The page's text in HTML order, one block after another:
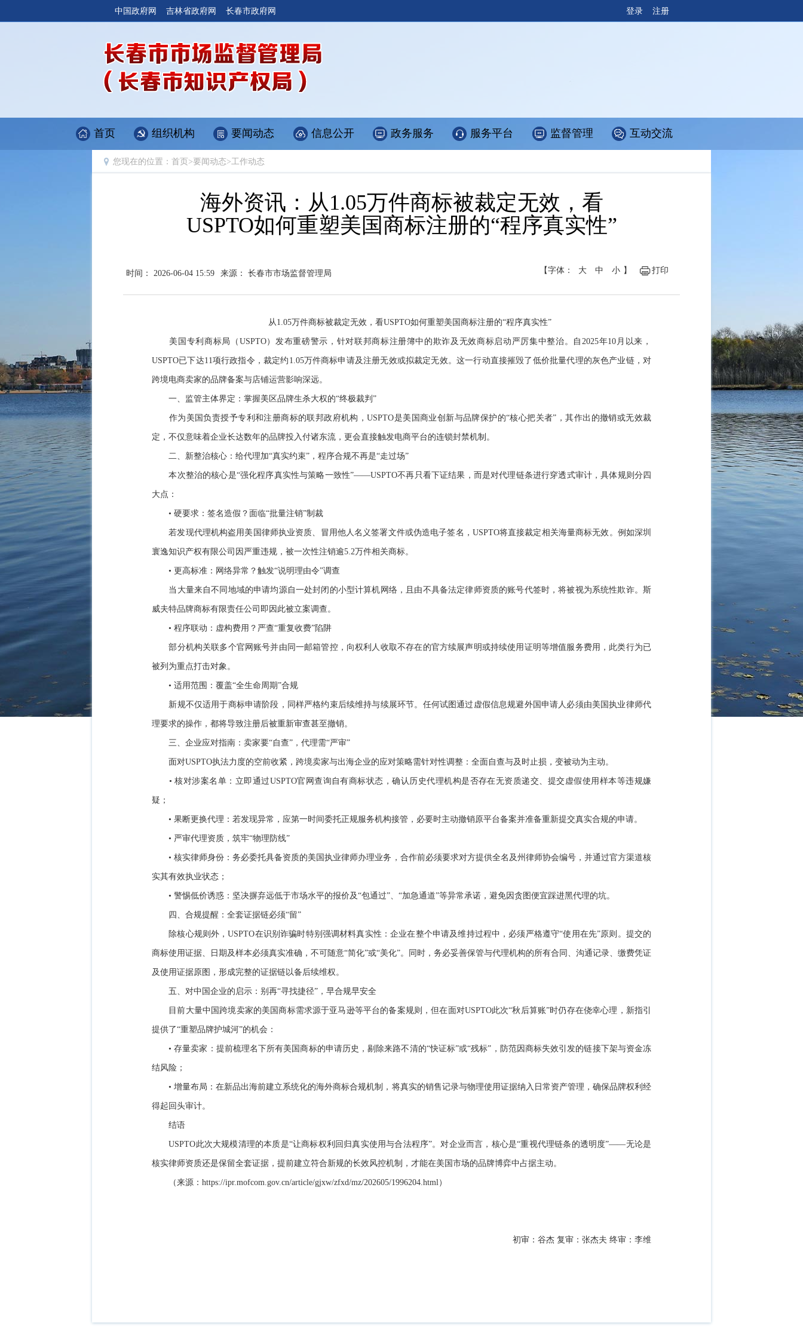
中国政府网 吉林省政府网 长春市政府网 登录 注册
首页 组织机构 要闻动态 信息公开 政务服务 服务平台 监督管理 互动交流
您现在的位置： 首页 >要闻动态>工作动态
海外资讯：从1.05万件商标被裁定无效，看
USPTO如何重塑美国商标注册的“程序真实性”
时间： 2026-06-04 15:59 来源： 长春市市场监督管理局 【字体： 大 中 小 】 打印
从1.05万件商标被裁定无效，看USPTO如何重塑美国商标注册的“程序真实性”
美国专利商标局（USPTO）发布重磅警示，针对联邦商标注册簿中的欺诈及无效商标启动严厉集中整治。自2025年10月以来，
USPTO已下达11项行政指令，裁定约1.05万件商标申请及注册无效或拟裁定无效。这一行动直接摧毁了低价批量代理的灰色产业链，对
跨境电商卖家的品牌备案与店铺运营影响深远。
一、监管主体界定：掌握美区品牌生杀大权的“终极裁判”
作为美国负责授予专利和注册商标的联邦政府机构，USPTO是美国商业创新与品牌保护的“核心把关者” ，其作出的撤销或无效裁
定，不仅意味着企业长达数年的品牌投入付诸东流，更会直接触发电商平台的连锁封禁机制。
二、新整治核心：给代理加“真实约束”，程序合规不再是“走过场”
本次整治的核心是“强化程序真实性与策略一致性”——USPTO不再只看下证结果，而是对代理链条进行穿透式审计，具体规则分四
大点：
• 硬要求：签名造假？面临“批量注销”制裁
若发现代理机构盗用美国律师执业资质、冒用他人名义签署文件或伪造电子签名，USPTO将直接裁定相关海量商标无效。例如深圳
寰逸知识产权有限公司因严重违规，被一次性注销逾5.2万件相关商标。
• 更高标准：网络异常？触发“说明理由令”调查
当大量来自不同地域的申请均源自一处封闭的小型计算机网络，且由不具备法定律师资质的账号代签时，将被视为系统性欺诈。斯
威夫特品牌商标有限责任公司即因此被立案调查。
• 程序联动：虚构费用？严查“重复收费”陷阱
部分机构关联多个官网账号并由同一邮箱管控，向权利人收取不存在的官方续展声明或持续使用证明等增值服务费用，此类行为已
被列为重点打击对象。
• 适用范围：覆盖“全生命周期”合规
新规不仅适用于商标申请阶段，同样严格约束后续维持与续展环节。任何试图通过虚假信息规避外国申请人必须由美国执业律师代
理要求的操作，都将导致注册后被重新审查甚至撤销。
三、企业应对指南：卖家要“自查”，代理需“严审”
面对USPTO执法力度的空前收紧，跨境卖家与出海企业的应对策略需针对性调整：全面自查与及时止损，变被动为主动。
• 核对涉案名单：立即通过USPTO官网查询自有商标状态，确认历史代理机构是否存在无资质递交、提交虚假使用样本等违规嫌
疑；
• 果断更换代理：若发现异常，应第一时间委托正规服务机构接管，必要时主动撤销原平台备案并准备重新提交真实合规的申请。
• 严审代理资质，筑牢“物理防线”
• 核实律师身份：务必委托具备资质的美国执业律师办理业务，合作前必须要求对方提供全名及州律师协会编号，并通过官方渠道核
实其有效执业状态；
• 警惕低价诱惑：坚决摒弃远低于市场水平的报价及“包通过”、“加急通道”等异常承诺，避免因贪图便宜踩进黑代理的坑。
四、合规提醒：全套证据链必须“留”
除核心规则外，USPTO在识别诈骗时特别强调材料真实性：企业在整个申请及维持过程中，必须严格遵守“使用在先”原则。提交的
商标使用证据、日期及样本必须真实准确，不可随意“简化”或“美化”。同时，务必妥善保管与代理机构的所有合同、沟通记录、缴费凭证
及使用证据原图，形成完整的证据链以备后续维权。
五、对中国企业的启示：别再“寻找捷径”，早合规早安全
目前大量中国跨境卖家的美国商标需求源于亚马逊等平台的备案规则，但在面对USPTO此次“秋后算账”时仍存在侥幸心理，新指引
提供了“重塑品牌护城河”的机会：
• 存量卖家：提前梳理名下所有美国商标的申请历史，剔除来路不清的“快证标”或“残标”，防范因商标失效引发的链接下架与资金冻
结风险；
• 增量布局：在新品出海前建立系统化的海外商标合规机制，将真实的销售记录与物理使用证据纳入日常资产管理，确保品牌权利经
得起回头审计。
结语
USPTO此次大规模清理的本质是“让商标权利回归真实使用与合法程序”。对企业而言，核心是“重视代理链条的透明度”——无论是
核实律师资质还是保留全套证据，提前建立符合新规的长效风控机制，才能在美国市场的品牌博弈中占据主动。
（来源： https://ipr.mofcom.gov.cn/article/gjxw/zfxd/mz/202605/1996204.html）
初审：谷杰 复审：张杰夫 终审：李维